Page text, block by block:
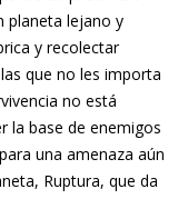
planeta lejano y
y recolectar
que no les importa
no está
la base de enemigos
una amenaza aún
Ruptura, que da